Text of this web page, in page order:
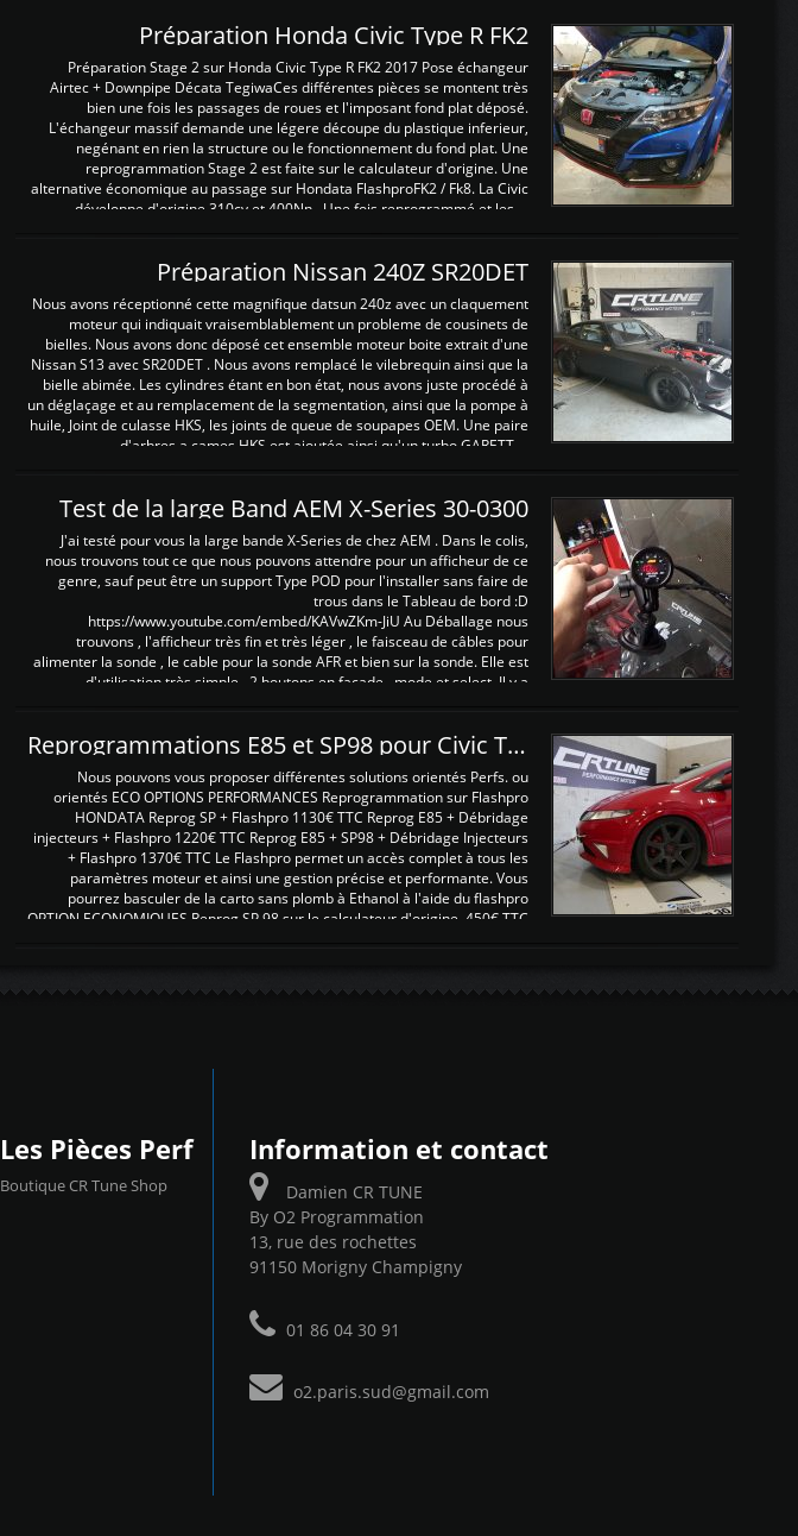
Préparation Honda Civic Type R FK2
Préparation Stage 2 sur Honda Civic Type R FK2 2017 Pose échangeur
Airtec + Downpipe Décata TegiwaCes différentes pièces se montent très
bien une fois les passages de roues et l'imposant fond plat déposé.
L'échangeur massif demande une légere découpe du plastique inferieur,
negénant en rien la structure ou le fonctionnement du fond plat. Une
reprogrammation Stage 2 est faite sur le calculateur d'origine. Une
alternative économique au passage sur Hondata FlashproFK2 / Fk8. La Civic
développe d'origine 310cv et 400Nn , Une fois reprogrammé et les ...
Préparation Nissan 240Z SR20DET
Nous avons réceptionné cette magnifique datsun 240z avec un claquement
moteur qui indiquait vraisemblablement un probleme de cousinets de
bielles. Nous avons donc déposé cet ensemble moteur boite extrait d'une
Nissan S13 avec SR20DET . Nous avons remplacé le vilebrequin ainsi que la
bielle abimée. Les cylindres étant en bon état, nous avons juste procédé à
un déglaçage et au remplacement de la segmentation, ainsi que la pompe à
huile, Joint de culasse HKS, les joints de queue de soupapes OEM. Une paire
d'arbres a cames HKS est ajoutée ainsi qu'un turbo GARETT ...
Test de la large Band AEM X-Series 30-0300
J'ai testé pour vous la large bande X-Series de chez AEM . Dans le colis,
nous trouvons tout ce que nous pouvons attendre pour un afficheur de ce
genre, sauf peut être un support Type POD pour l'installer sans faire de
trous dans le Tableau de bord :D
https://www.youtube.com/embed/KAVwZKm-JiU Au Déballage nous
trouvons , l'afficheur très fin et très léger , le faisceau de câbles pour
alimenter la sonde , le cable pour la sonde AFR et bien sur la sonde. Elle est
d'utilisation très simple , 2 boutons en façade , mode et select. Il y a
Reprogrammations E85 et SP98 pour Civic Type R FN2
Nous pouvons vous proposer différentes solutions orientés Perfs. ou
orientés ECO OPTIONS PERFORMANCES Reprogrammation sur Flashpro
HONDATA Reprog SP + Flashpro 1130€ TTC Reprog E85 + Débridage
injecteurs + Flashpro 1220€ TTC Reprog E85 + SP98 + Débridage Injecteurs
+ Flashpro 1370€ TTC Le Flashpro permet un accès complet à tous les
paramètres moteur et ainsi une gestion précise et performante. Vous
pourrez basculer de la carto sans plomb à Ethanol à l'aide du flashpro
OPTION ECONOMIQUES Reprog SP 98 sur le calculateur d'origine 450€ TTC
Les Pièces Perf
Boutique CR Tune Shop
Information et contact
Damien CR TUNE
By O2 Programmation
13, rue des rochettes
91150 Morigny Champigny
01 86 04 30 91
o2.paris.sud@gmail.com